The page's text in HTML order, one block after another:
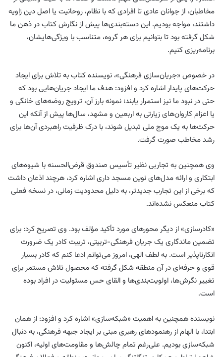
مخاطبان، از جوانان عادی تا افرادی که با نظام، روحانیت یا اصل دین زاویه
داشتند، مواجه بودیم. این دسته‌بندی‌ها پیش از نگارش کتاب در ذهن ما
شکل گرفته بود تا بتوانیم برای هر گروه، متناسب با ویژگی‌هایشان،
برنامه‌ریزی کنیم.
در خصوص «جریان‌سازی فرهنگی»، نویسنده کتاب به تلاش برای ایجاد
حرکت‌های پایدار اشاره کرد و افزود: هدف ما ایجاد جریان‌هایی بود که
حتی در نبود ما نیز استمرار یابند؛ نمونه بارز آن، ترویج روضه‌های خانگی و
یا اعزام کاروان‌های زیارتی به اربعین و مشهد، سال‌ها پیش از آنکه این
حرکت‌ها به یک موج ملی تبدیل شوند، با درک ظرفیت راهبردی آن‌ها برای
رشد مخاطب صورت گرفت.
وی همچنین به تجاربی نظیر تأسیس صندوق قرض‌الحسنه با شیوه‌های
ابتکاری و ارائه مدل‌های نوین مسجد داری اشاره کرد، هرچند اذعان داشت
که برخی از این تجارب جدیدتر، به دلیل محدودیت زمانی، در نسخه فعلی
کتاب منعکس نشده‌اند.
«کادرسازی» از دیگر محورهای مورد تأکید مؤلف بود. وی تصریح کرد: برای
تضمین ماندگاری یک جریان فرهنگی-تربیتی، تربیت کادر یک ضرورت
انکارناپذیر است. به لطف الهی، امروز می‌توانم ادعا کنم که کادر بسیار
قوی و حرفه‌ای در آن منطقه شکل گرفته که محصول تلاش مستمر برای
تغییر نگرش‌ها، اولویت‌بندی‌ها و القای حس مسئولیت در افراد بوده
است.
نویسنده همچنین به اهمیت «شبکه‌سازی» اشاره کرد و افزود: از همان
ابتدا، با الهام از رهنمودهای رهبری مبنی بر ایجاد جبهه فرهنگی، به دنبال
شبکه‌سازی بودیم. علی‌رغم تمام چالش‌ها و مقاومت‌های اولیه، اکنون